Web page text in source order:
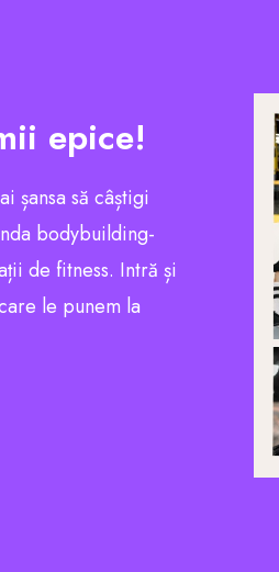
epice!
șansa să câștigi
bodybuilding-
de fitness. Intră și
le punem la